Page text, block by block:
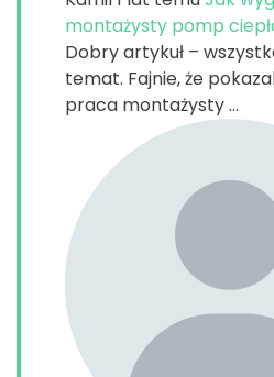
montażysty pomp
Dobry artykuł –
temat. Fajnie, że
praca montażysty ...